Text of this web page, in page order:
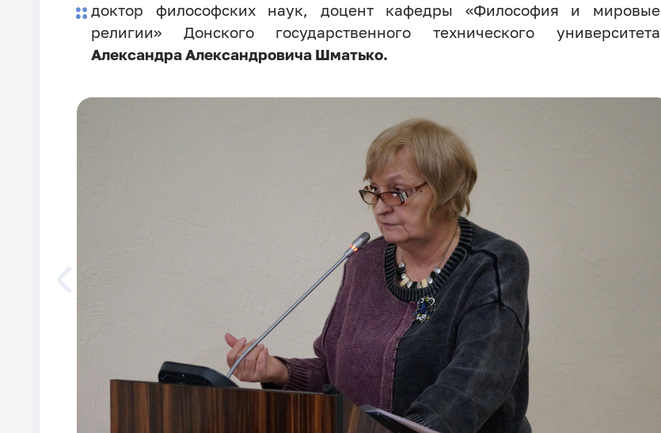
доктор философских наук, доцент кафедры «Философия и мировые
религии» Донского государственного технического университета
Александра Александровича Шматько.